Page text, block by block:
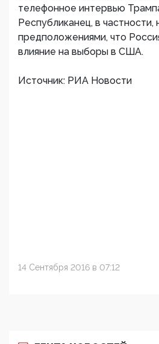
телефонное интервью
Республиканец, в частности,
предположениями, что
влияние на выборы в США.
Источник: РИА Новости
14 Сентября 2016 в 07:12